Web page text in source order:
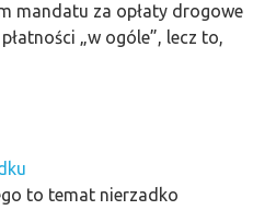
mandatu za opłaty drogowe
„w ogóle”, lecz to,
to temat nierzadko